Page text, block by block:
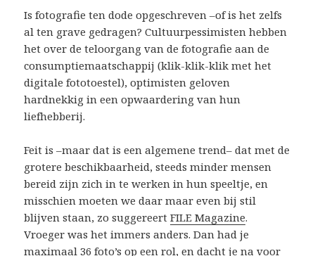
Is fotografie ten dode opgeschreven –of is het zelfs
al ten grave gedragen? Cultuurpessimisten hebben
het over de teloorgang van de fotografie aan de
consumptiemaatschappij (klik-klik-klik met het
digitale fototoestel), optimisten geloven
hardnekkig in een opwaardering van hun
liefhebberij.
Feit is –maar dat is een algemene trend– dat met de
grotere beschikbaarheid, steeds minder mensen
bereid zijn zich in te werken in hun speeltje, en
misschien moeten we daar maar even bij stil
blijven staan, zo suggereertFILE Magazine.
Vroeger was het immers anders. Dan had je
maximaal 36 foto’s op een rol, en dacht je na voor